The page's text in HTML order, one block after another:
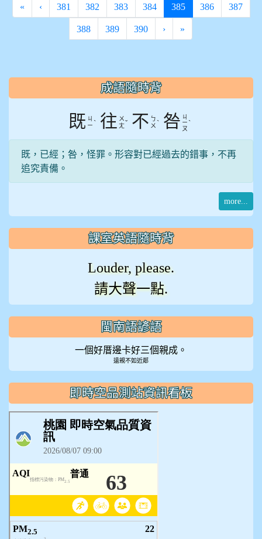
« ‹ 381 382 383 384 385(current)
386 387
388 389 390 › »
::: 成語隨時背
既 ㄐ
ㄧ ˋ 往 ㄨ
ㄤˇ 不 ㄅ
ㄨ ˋ 咎 ㄐ
ㄧ
ㄡ
ˋ
既，已經；咎，怪罪。形容對已經過去的錯事，不再
追究責備。
more...
課室英語隨時背
Louder, please.
請大聲一點.
閩南語諺語
一個好厝邊卡好三個親成。
遠親不如近鄰
即時空品測站資訊看板